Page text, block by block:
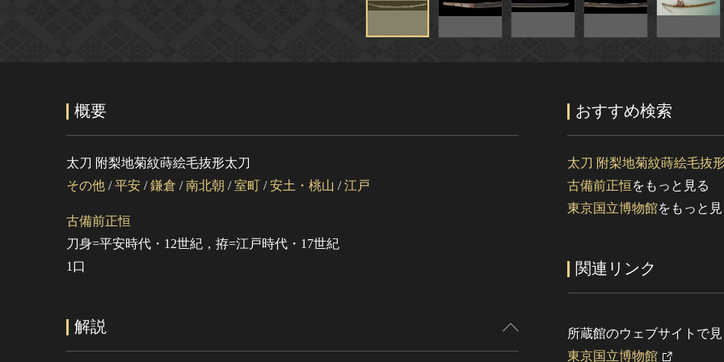
概要
太刀 附梨地菊紋蒔絵毛抜形太刀
その他 /平安 /鎌倉 /南北朝 /室町 /安土・桃山 /江戸
古備前正恒
刀身=平安時代・12世紀，拵=江戸時代・17世紀
1口
解説
おすすめ検索
太刀 附梨地菊紋蒔絵毛抜
古備前正恒をもっと見る
東京国立博物館をもっと
関連リンク
所蔵館のウェブサイトで
東京国立博物館